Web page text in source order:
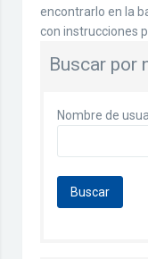
encontrarlo en la
con instrucciones
Buscar por
Nombre de